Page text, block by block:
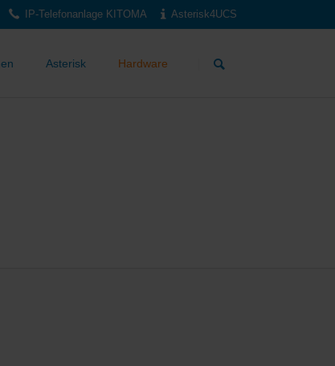
IP-Telefonanlage KITOMA Asterisk4UCS
überspringen
Asterisk Hardware